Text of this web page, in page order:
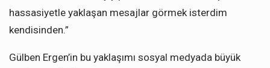
hassasiyetle yaklaşan mesajlar görmek isterdim
kendisinden.”
Gülben Ergen’in bu yaklaşımı sosyal medyada büyük